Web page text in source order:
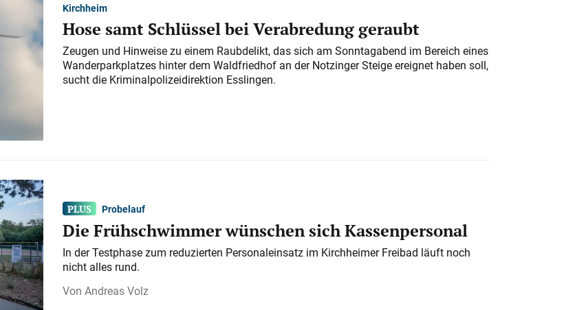
Kirchheim
Hose samt Schlüssel bei Verabredung geraubt
Zeugen und Hinweise zu einem Raubdelikt, das sich am Sonntagabend im Bereich eines
Wanderparkplatzes hinter dem Waldfriedhof an der Notzinger Steige ereignet haben soll,
sucht die Kriminalpolizeidirektion Esslingen.
Probelauf
Die Frühschwimmer wünschen sich Kassenpersonal
In der Testphase zum reduzierten Personaleinsatz im Kirchheimer Freibad läuft noch
nicht alles rund.
Andreas Volz